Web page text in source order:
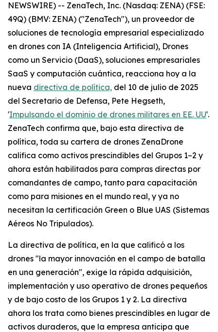
NEWSWIRE) -- ZenaTech, Inc. (Nasdaq: ZENA) (FSE:
49Q) (BMV: ZENA) ("ZenaTech"), un proveedor de
soluciones de tecnología empresarial especializado
en drones con IA (Inteligencia Artificial), Drones
como un Servicio (DaaS), soluciones empresariales
SaaS y computación cuántica, reacciona hoy a la
nueva directiva de política, del 10 de julio de 2025
del Secretario de Defensa, Pete Hegseth,
'Impulsando el dominio de drones militares en EE. UU'.
ZenaTech confirma que, bajo esta directiva de
política, toda su cartera de drones ZenaDrone
califica como activos prescindibles del Grupos 1–2 y
ahora están habilitados para compras directas por
comandantes de campo, tanto para capacitación
como para misiones en el mundo real, y ya no
necesitan la certificación Green o Blue UAS (Sistemas
Aéreos No Tripulados).
La directiva de política, en la que calificó a los
drones "la mayor innovación en el campo de batalla
en una generación", exige la rápida adquisición,
implementación y uso operativo de drones pequeños
y de bajo costo de los Grupos 1 y 2. La directiva
ahora los trata como bienes prescindibles en lugar de
activos duraderos, que la empresa anticipa que